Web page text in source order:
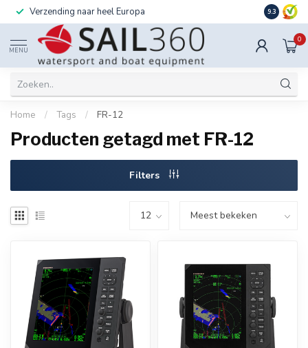
Verzending naar heel Europa Ook
9.3
MENU
0
Home / Tags / FR-12
Producten getagd met FR-12
Filters